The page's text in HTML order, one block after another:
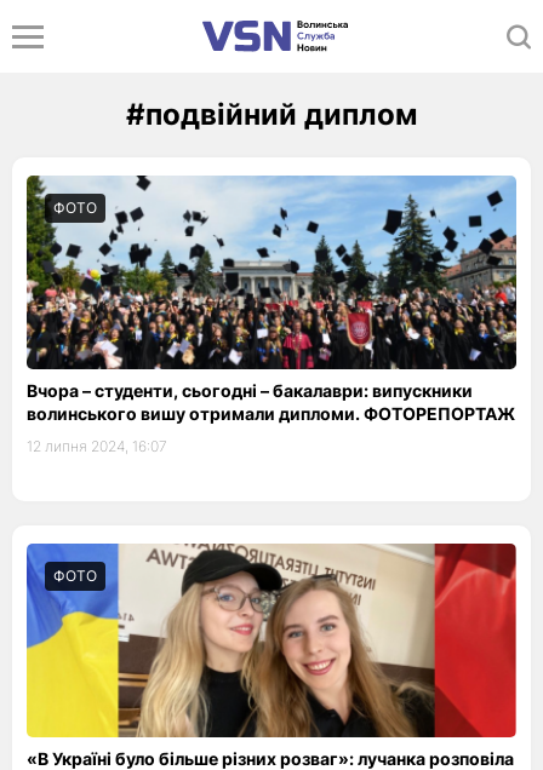
#подвійний диплом
ФОТО
Вчора – студенти, сьогодні – бакалаври: випускники
волинського вишу отримали дипломи. ФОТОРЕПОРТАЖ
12 липня 2024, 16:07
ФОТО
«В Україні було більше різних розваг»: лучанка розповіла